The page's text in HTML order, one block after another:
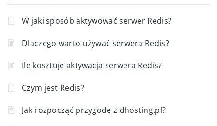
W jaki sposób aktywować serwer Redis?
Dlaczego warto używać serwera Redis?
Ile kosztuje aktywacja serwera Redis?
Czym jest Redis?
Jak rozpocząć przygodę z dhosting.pl?